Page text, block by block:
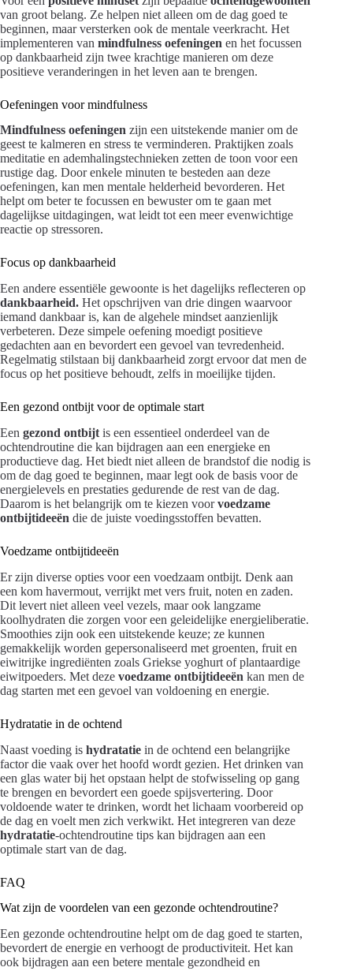
van groot belang. Ze helpen niet alleen om de dag goed te
beginnen, maar versterken ook de mentale veerkracht. Het
implementeren van mindfulness oefeningen en het focussen
op dankbaarheid zijn twee krachtige manieren om deze
positieve veranderingen in het leven aan te brengen.
Oefeningen voor mindfulness
Mindfulness oefeningen zijn een uitstekende manier om de
geest te kalmeren en stress te verminderen. Praktijken zoals
meditatie en ademhalingstechnieken zetten de toon voor een
rustige dag. Door enkele minuten te besteden aan deze
oefeningen, kan men mentale helderheid bevorderen. Het
helpt om beter te focussen en bewuster om te gaan met
dagelijkse uitdagingen, wat leidt tot een meer evenwichtige
reactie op stressoren.
Focus op dankbaarheid
Een andere essentiële gewoonte is het dagelijks reflecteren op
dankbaarheid. Het opschrijven van drie dingen waarvoor
iemand dankbaar is, kan de algehele mindset aanzienlijk
verbeteren. Deze simpele oefening moedigt positieve
gedachten aan en bevordert een gevoel van tevredenheid.
Regelmatig stilstaan bij dankbaarheid zorgt ervoor dat men de
focus op het positieve behoudt, zelfs in moeilijke tijden.
Een gezond ontbijt voor de optimale start
Een gezond ontbijt is een essentieel onderdeel van de
ochtendroutine die kan bijdragen aan een energieke en
productieve dag. Het biedt niet alleen de brandstof die nodig is
om de dag goed te beginnen, maar legt ook de basis voor de
energielevels en prestaties gedurende de rest van de dag.
Daarom is het belangrijk om te kiezen voorvoedzame
ontbijtideeën die de juiste voedingsstoffen bevatten.
Voedzame ontbijtideeën
Er zijn diverse opties voor een voedzaam ontbijt. Denk aan
een kom havermout, verrijkt met vers fruit, noten en zaden.
Dit levert niet alleen veel vezels, maar ook langzame
koolhydraten die zorgen voor een geleidelijke energieliberatie.
Smoothies zijn ook een uitstekende keuze; ze kunnen
gemakkelijk worden gepersonaliseerd met groenten, fruit en
eiwitrijke ingrediënten zoals Griekse yoghurt of plantaardige
eiwitpoeders. Met deze voedzame ontbijtideeën kan men de
dag starten met een gevoel van voldoening en energie.
Hydratatie in de ochtend
Naast voeding is hydratatie in de ochtend een belangrijke
factor die vaak over het hoofd wordt gezien. Het drinken van
een glas water bij het opstaan helpt de stofwisseling op gang
te brengen en bevordert een goede spijsvertering. Door
voldoende water te drinken, wordt het lichaam voorbereid op
de dag en voelt men zich verkwikt. Het integreren van deze
hydratatie-ochtendroutine tips kan bijdragen aan een
optimale start van de dag.
FAQ
Wat zijn de voordelen van een gezonde ochtendroutine?
Een gezonde ochtendroutine helpt om de dag goed te starten,
bevordert de energie en verhoogt de productiviteit. Het kan
ook bijdragen aan een betere mentale gezondheid en